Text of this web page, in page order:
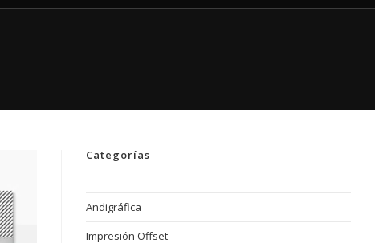
Categorías
Andigráfica
Impresión Offset